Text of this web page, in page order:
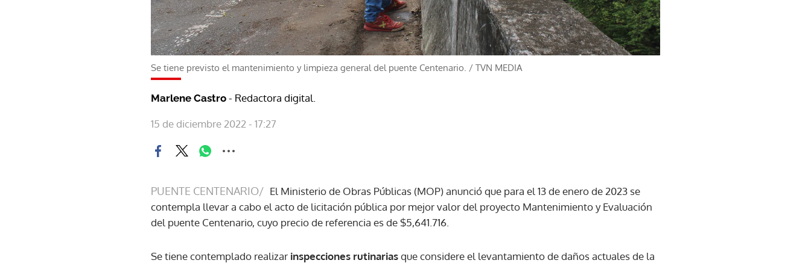
Se tiene previsto el mantenimiento y limpieza general del puente Centenario. / TVN MEDIA
Marlene Castro - Redactora digital.
15 de diciembre 2022 - 17:27
PUENTE CENTENARIO/ El Ministerio de Obras Públicas (MOP) anunció que para el 13 de enero de 2023 se
contempla llevar a cabo el acto de licitación pública por mejor valor del proyecto Mantenimiento y Evaluación
del puente Centenario, cuyo precio de referencia es de $5,641.716.
Se tiene contemplado realizar inspecciones rutinariasque considere el levantamiento de daños actuales de la